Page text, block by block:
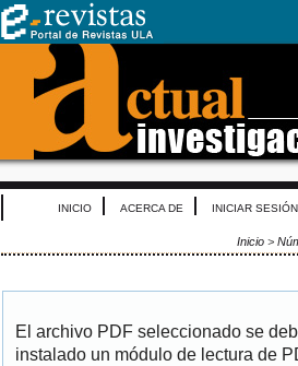
INICIO ACERCA DE INICIAR SESIÓN
Inicio >
El archivo PDF seleccionado se
instalado un módulo de lectura de